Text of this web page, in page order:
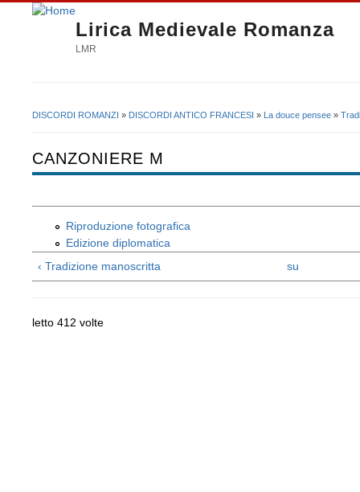
Lirica Medievale Romanza
LMR
DISCORDI ROMANZI » DISCORDI ANTICO FRANCESI » La douce pensee »
CANZONIERE M
Riproduzione fotografica
Edizione diplomatica
‹ Tradizione manoscritta
su
letto 412 volte